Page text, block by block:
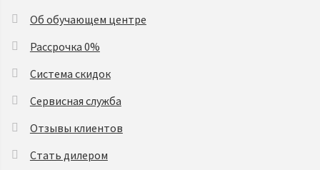
Об обучающем центре
Рассрочка 0%
Система скидок
Сервисная служба
Отзывы клиентов
Стать дилером